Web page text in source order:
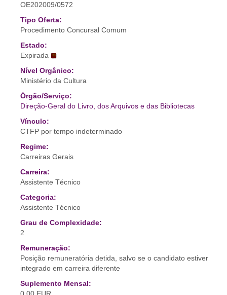
OE202009/0572
Tipo Oferta:
Procedimento Concursal Comum
Estado:
Expirada
Nível Orgânico:
Ministério da Cultura
Órgão/Serviço:
Direção-Geral do Livro, dos Arquivos e das Bibliotecas
Vínculo:
CTFP por tempo indeterminado
Regime:
Carreiras Gerais
Carreira:
Assistente Técnico
Categoria:
Assistente Técnico
Grau de Complexidade:
2
Remuneração:
Posição remuneratória detida, salvo se o candidato estiver
integrado em carreira diferente
Suplemento Mensal: